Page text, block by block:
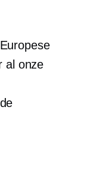
al onze